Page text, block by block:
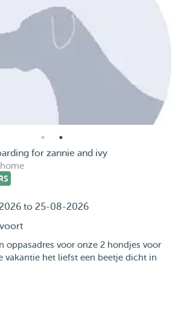
for zannie and ivy
to 25-08-2026
oppasadres voor onze 2 hondjes voor
vakantie het liefst een beetje dicht in